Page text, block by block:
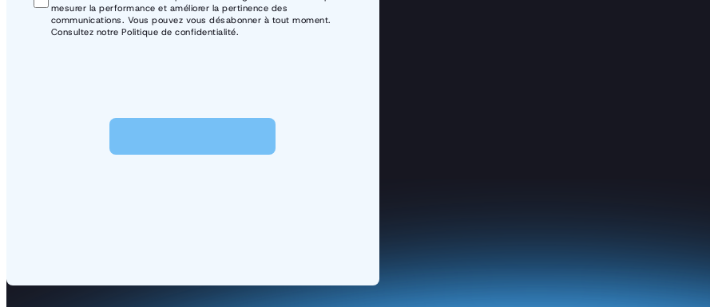
mesurer la performance et améliorer la pertinence des
communications. Vous pouvez vous désabonner à tout moment.
Consultez notre Politique de confidentialité.
Soumettre la candidature